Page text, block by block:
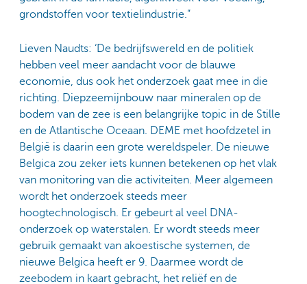
grondstoffen voor textielindustrie.”
Lieven Naudts: ‘De bedrijfswereld en de politiek
hebben veel meer aandacht voor de blauwe
economie, dus ook het onderzoek gaat mee in die
richting. Diepzeemijnbouw naar mineralen op de
bodem van de zee is een belangrijke topic in de Stille
en de Atlantische Oceaan. DEME met hoofdzetel in
België is daarin een grote wereldspeler. De nieuwe
Belgica zou zeker iets kunnen betekenen op het vlak
van monitoring van die activiteiten. Meer algemeen
wordt het onderzoek steeds meer
hoogtechnologisch. Er gebeurt al veel DNA-
onderzoek op waterstalen. Er wordt steeds meer
gebruik gemaakt van akoestische systemen, de
nieuwe Belgica heeft er 9. Daarmee wordt de
zeebodem in kaart gebracht, het reliëf en de